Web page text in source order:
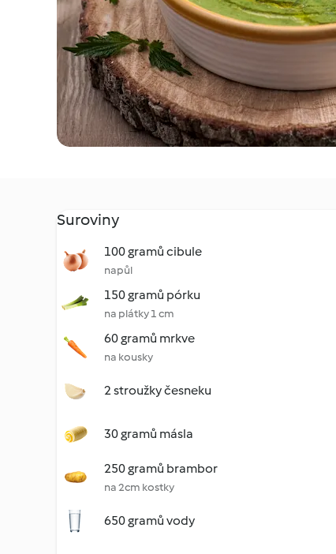
Suroviny
100 gramů cibule
napůl
150 gramů pórku
na plátky 1 cm
60 gramů mrkve
na kousky
2 stroužky česneku
30 gramů másla
250 gramů brambor
na 2cm kostky
650 gramů vody